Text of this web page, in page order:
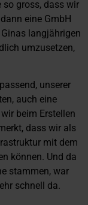
gross, dass wir
eine GmbH
langjährigen
umzusetzen,
unserer
auch eine
beim Erstellen
dass wir als
mit dem
können. Und da
stammen, war
schnell da.